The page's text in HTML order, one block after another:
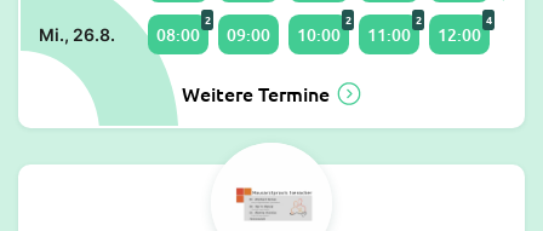
Mi., 26.8. 08:00
2
09:00 10:00
2
11:00
2
12:00
4
Weitere Termine